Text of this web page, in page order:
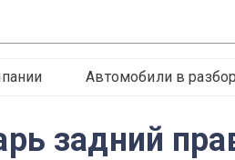
Автомобили в
задний